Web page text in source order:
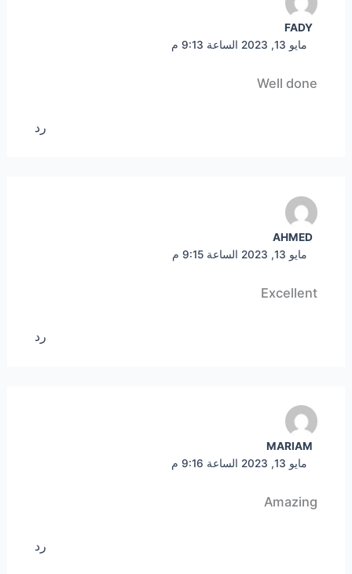
FADY
مايو 13, 2023 الساعة 9:13 م
Well done
رد
AHMED
مايو 13, 2023 الساعة 9:15 م
Excellent
رد
MARIAM
مايو 13, 2023 الساعة 9:16 م
Amazing
رد